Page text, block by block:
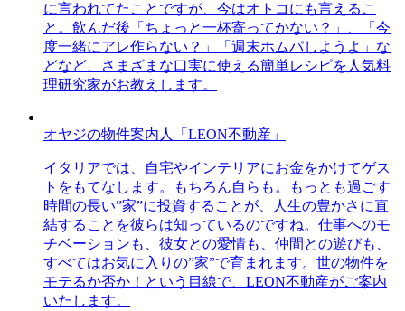
に言われてたことですが、今はオトコにも言えるこ
と。飲んだ後「ちょっと一杯寄ってかない？」、「今
度一緒にアレ作らない？」「週末ホムパしようよ」な
どなど、さまざまな口実に使える簡単レシピを人気料
理研究家がお教えします。
オヤジの物件案内人「LEON不動産」
イタリアでは、自宅やインテリアにお金をかけてゲス
トをもてなします。もちろん自らも。もっとも過ごす
時間の長い”家”に投資することが、人生の豊かさに直
結することを彼らは知っているのですね。仕事へのモ
チベーションも、彼女との愛情も、仲間との遊びも、
すべてはお気に入りの”家”で育まれます。世の物件を
モテるか否か！という目線で、LEON不動産がご案内
いたします。